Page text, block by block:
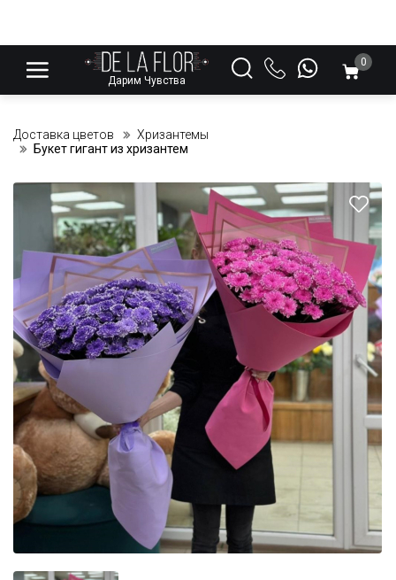
Дарим Чувства
0
Доставка цветов
Хризантемы
Букет гигант из хризантем